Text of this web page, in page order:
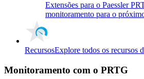
Extensões para o Paessler
monitoramento para o
RecursosExplore todos os recursos
Monitoramento com o PRTG